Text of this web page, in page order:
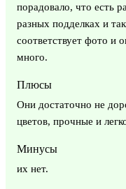
порадовало, что есть
разных подделках и
соответствует фото и
много.
Плюсы
Они достаточно не
цветов, прочные и
Минусы
их нет.